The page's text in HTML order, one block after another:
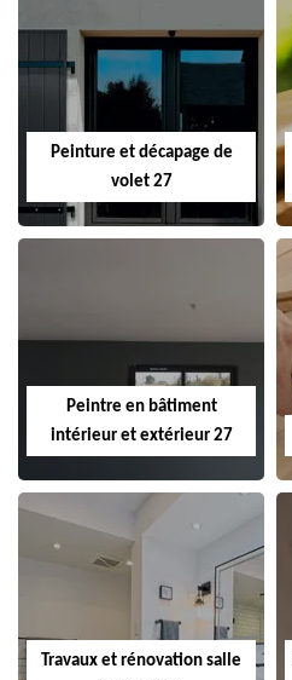
Peinture et décapage de
volet 27
Peintre en bâtiment
intérieur et extérieur 27
Travaux et rénovation salle